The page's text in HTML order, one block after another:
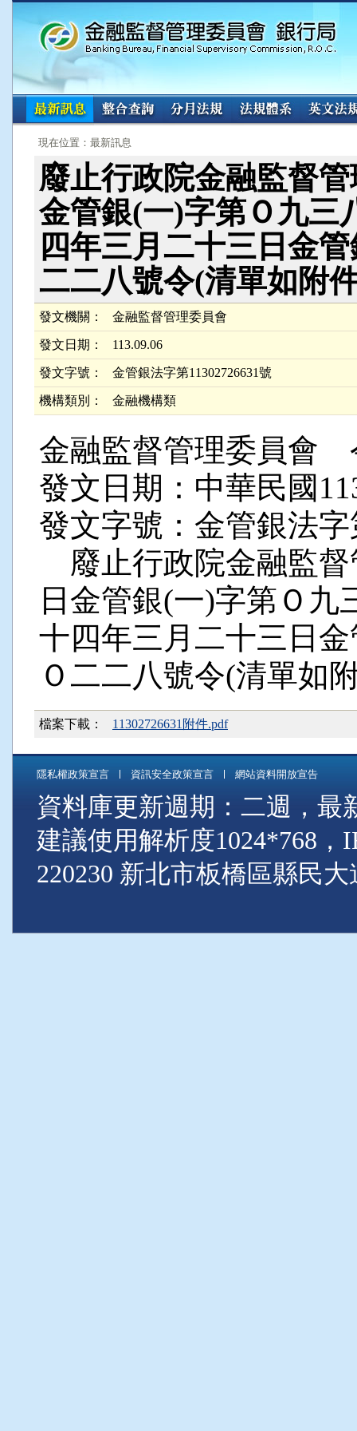
:::
現在位置：最新訊息
廢止行政院金融監督
金管銀(一)字第Ｏ九三
四年三月二十三日金
二二八號令(清單如附
發文機關： 金融監督管理委員會
發文日期： 113.09.06
發文字號： 金管銀法字第11302726631號
機構類別： 金融機構類
金融監督管理委員會
發文日期：中華民國
發文字號：金管銀法字
廢止行政院金融監督
日金管銀(一)字第Ｏ九
十四年三月二十三日
Ｏ二二八號令(清單如
檔案下載： 11302726631附件.pdf
隱私權政策宣言 資訊安全政策宣言 網站資料開放宣告
資料庫更新週期：二週，最
建議使用解析度1024*768
220230 新北市板橋區縣民